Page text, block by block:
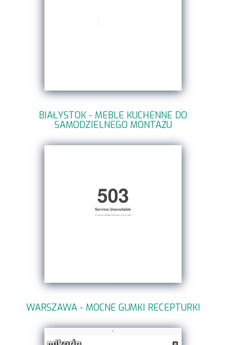
BIAŁYSTOK - MEBLE KUCHENNE DO
SAMODZIELNEGO MONTAŻU
WARSZAWA - MOCNE GUMKI RECEPTURKI